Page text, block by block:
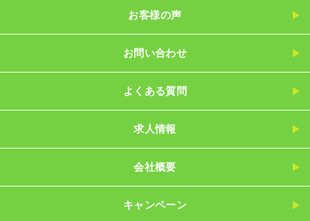
お客様の声
お問い合わせ
よくある質問
求人情報
会社概要
キャンペーン